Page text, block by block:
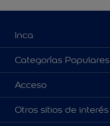
Inca
Acerca de Inca
Contactanos
Encontrá un distribuidor Inca
Categorías Populares
Colores
Productos
Inspiración
Acceso
Accesibilidad
Precisión del color
Otros sitios de interés